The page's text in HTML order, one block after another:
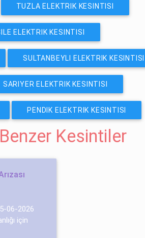
TUZLA ELEKTRIK KESINTISI
ELEKTRIK KESINTISI
SULTANBEYLI ELEKTRIK KESINTISI
SARIYER ELEKTRIK KESINTISI
PENDIK ELEKTRIK KESINTISI
Kesintiler
06-2026
için